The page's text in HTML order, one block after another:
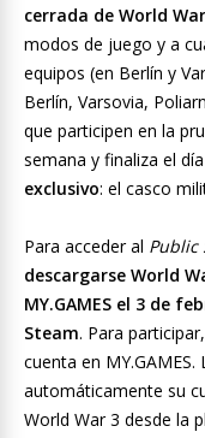
cerrada de World
modos de juego y a
equipos (en Berlín y
Berlín, Varsovia,
que participen en la
semana y finaliza el
exclusivo: el casco
Para acceder al Public
descargarse World
MY.GAMES el 3 de
Steam. Para
cuenta en
automáticamente su
World War 3 desde la